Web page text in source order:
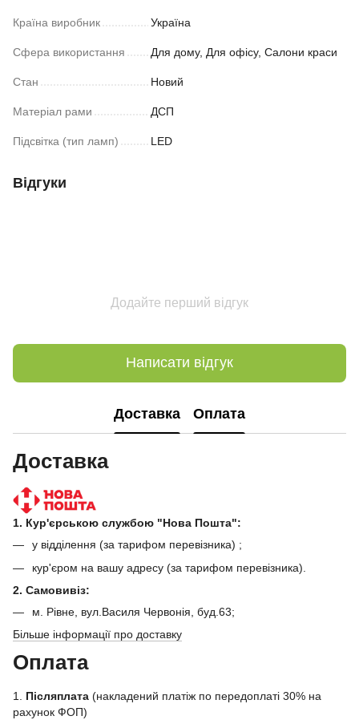
Країна виробник Україна
Сфера використання Для дому, Для офісу, Салони краси
Стан Новий
Матеріал рами ДСП
Підсвітка (тип ламп) LED
Відгуки
Додайте перший відгук
Написати відгук
Доставка Оплата
Доставка
1. Кур'єрською службою "Нова Пошта":
у відділення (за тарифом перевізника) ;
кур'єром на вашу адресу (за тарифом перевізника).
2. Самовивіз:
м. Рівне, вул.Василя Червонія, буд.63;
Більше інформації про доставку
Оплата
1. Післяплата (накладений платіж по передоплаті 30% на
рахунок ФОП)